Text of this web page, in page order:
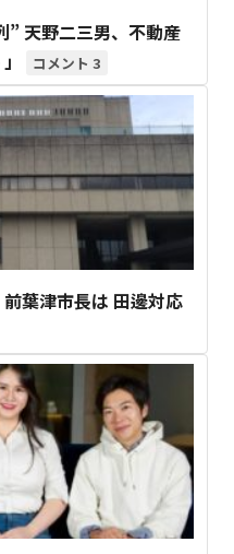
” 天野二三男、不動産
3
前葉津市長は 田邊対応